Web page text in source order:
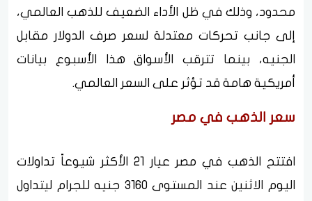
محدود، وذلك في ظل الأداء الضعيف للذهب العالمي،
إلى جانب تحركات معتدلة لسعر صرف الدولار مقابل
الجنيه، بينما تترقب الأسواق هذا الأسبوع بيانات
أمريكية هامة قد تؤثر على السعر العالمي.
سعر الذهب في مصر
افتتح الذهب في مصر عيار 21 الأكثر شيوعاً تداولات
اليوم الاثنين عند المستوى 3160 جنيه للجرام ليتداول